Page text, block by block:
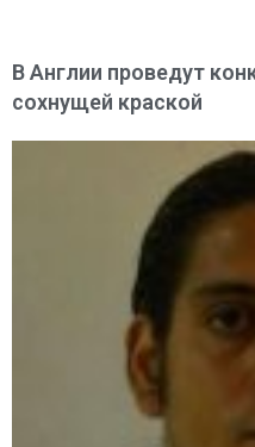
В Англии проведут
сохнущей краской